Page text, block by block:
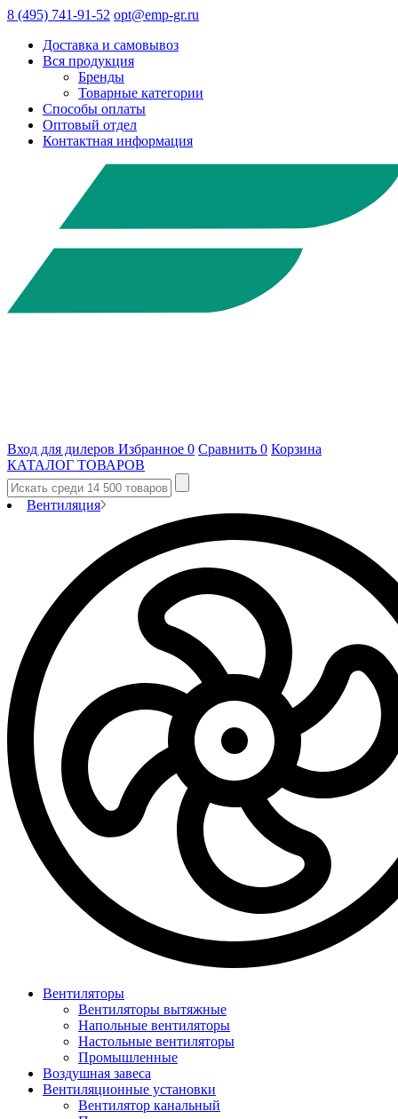
8 (495) 741-91-52 opt@emp-gr.ru
Доставка и самовывоз
Вся продукция
Бренды
Товарные категории
Способы оплаты
Оптовый отдел
Контактная информация
Вход для дилеров Избранное 0 Сравнить 0 Корзина
КАТАЛОГ ТОВАРОВ
Вентиляция
Вентиляторы
Вентиляторы вытяжные
Напольные вентиляторы
Настольные вентиляторы
Промышленные
Воздушная завеса
Вентиляционные установки
Вентилятор канальный